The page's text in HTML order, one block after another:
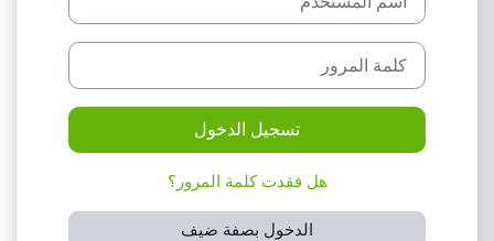
كلمة المرور
تسجيل الدخول
هل فقدت كلمة المرور؟
الدخول بصفة ضيف